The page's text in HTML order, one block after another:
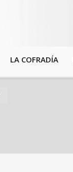
LA COFRADÍA